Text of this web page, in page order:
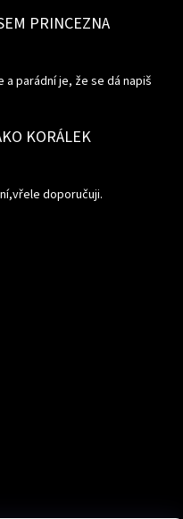
PRINCEZNA
hvězdiček.
parádní je, že se dá napiš
KORÁLEK
hvězdiček.
doporučuji.